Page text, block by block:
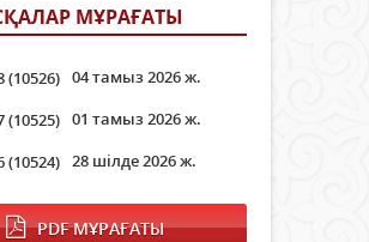
МҰРАҒАТЫ
04 тамыз 2026 ж.
01 тамыз 2026 ж.
28 шілде 2026 ж.
PDF МҰРАҒАТЫ